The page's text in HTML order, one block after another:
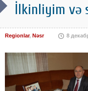
İlkinliyim və
Regionlar, Nəsr 8